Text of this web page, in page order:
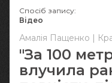
Амалія Пащенко |
"За 100
влучила
Спосіб запису:
Відео